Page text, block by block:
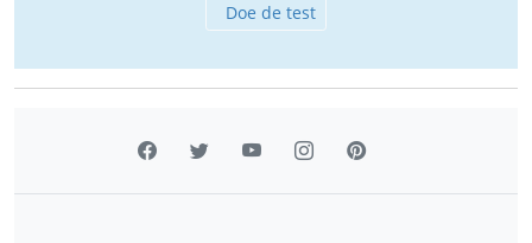
Doe de test